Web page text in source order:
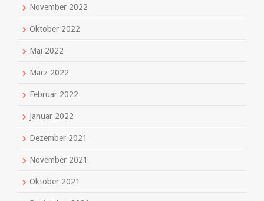
November 2022
Oktober 2022
Mai 2022
März 2022
Februar 2022
Januar 2022
Dezember 2021
November 2021
Oktober 2021